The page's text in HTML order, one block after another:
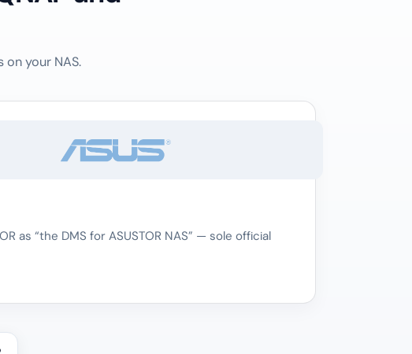
your NAS.
as “the DMS for ASUSTOR NAS” — sole official